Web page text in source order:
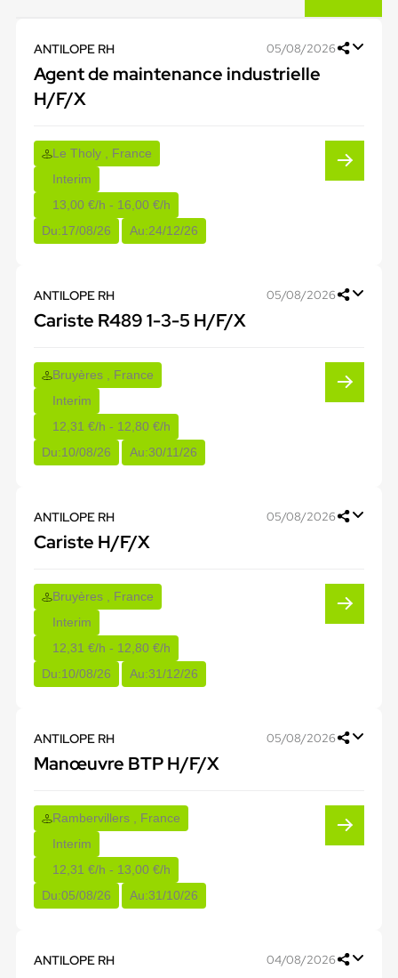
ANTILOPE RH 05/08/2026
Agent de maintenance industrielle
H/F/X
Le Tholy , France
Interim
13,00 €/h - 16,00 €/h
Du:17/08/26 Au:24/12/26
ANTILOPE RH 05/08/2026
Cariste R489 1-3-5 H/F/X
Bruyères , France
Interim
12,31 €/h - 12,80 €/h
Du:10/08/26 Au:30/11/26
ANTILOPE RH 05/08/2026
Cariste H/F/X
Bruyères , France
Interim
12,31 €/h - 12,80 €/h
Du:10/08/26 Au:31/12/26
ANTILOPE RH 05/08/2026
Manœuvre BTP H/F/X
Rambervillers , France
Interim
12,31 €/h - 13,00 €/h
Du:05/08/26 Au:31/10/26
ANTILOPE RH 04/08/2026